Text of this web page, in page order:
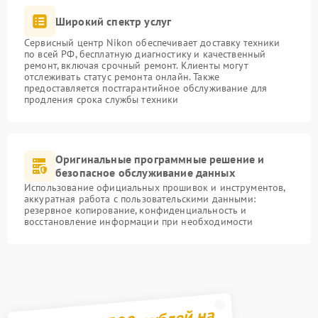
Широкий спектр услуг
Сервисный центр Nikon обеспечивает доставку техники
по всей РФ, бесплатную диагностику и качественный
ремонт, включая срочный ремонт. Клиенты могут
отслеживать статус ремонта онлайн. Также
предоставляется постгарантийное обслуживание для
продления срока службы техники
Оригинальные программные решение и
безопасное обслуживание данных
Использование официальных прошивок и инструментов,
аккуратная работа с пользовательскими данными:
резервное копирование, конфиденциальность и
восстановление информации при необходимости